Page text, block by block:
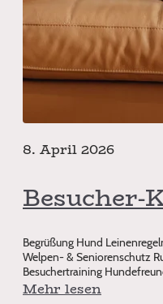
8. April 2026
Besucher-
Begrüßung Hund
Welpen- & Seniorenschutz
Besuchertraining
Mehr lesen